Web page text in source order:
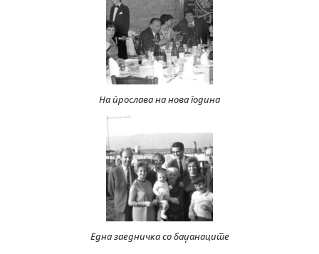
На прослава на нова година
Една заедничка со баџанаците